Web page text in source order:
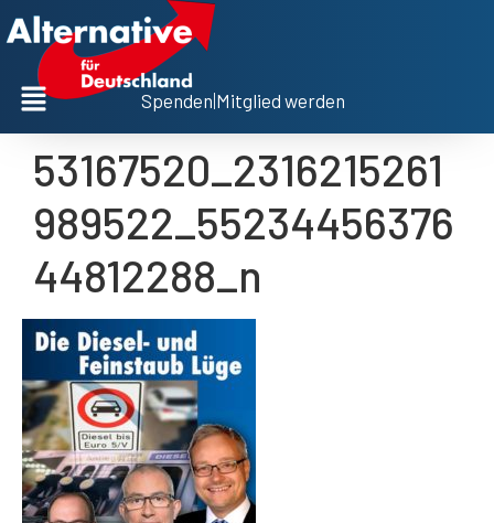
Spenden Mitglied werden
53167520_2316215261
989522_55234456376
44812288_n